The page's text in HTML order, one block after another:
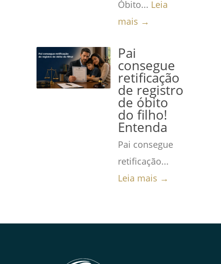
Óbito... Leia
mais →
Pai
consegue
retificação
de registro
de óbito
do filho!
Entenda
Pai consegue
retificação...
Leia mais →